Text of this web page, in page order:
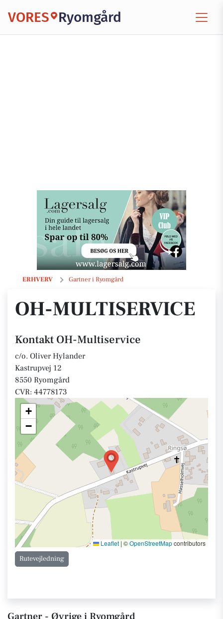
VORES Ryomgård
ERHVERV Gartner i Ryomgård
OH-Multiservice
OH-MULTISERVICE
Kontakt OH-Multiservice
c/o. Oliver Hylander
Kastrupvej 12
8550 Ryomgård
CVR: 44778173
+
−
Leaflet | ©OpenStreetMapcontributors
Rutevejledning